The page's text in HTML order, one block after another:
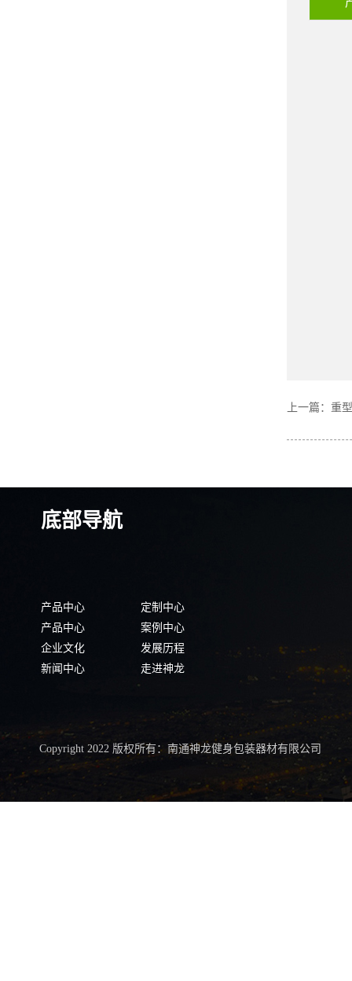
上一篇： 重
底部导航
产品中心
定制中心
产品中心
案例中心
企业文化
发展历程
新闻中心
走进神龙
Copyright 2022 版权所有：南通神龙健身包装器材有限公司